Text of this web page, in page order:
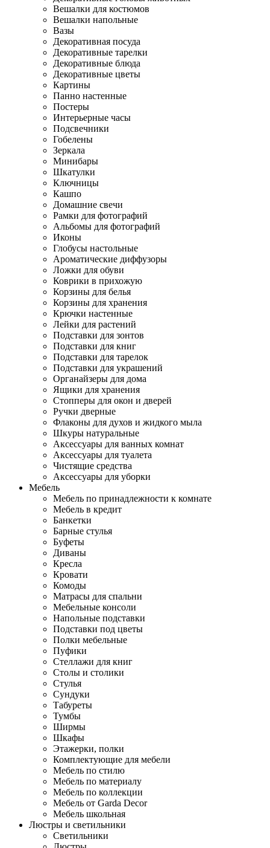
Вешалки для костюмов
Вешалки напольные
Вазы
Декоративная посуда
Декоративные тарелки
Декоративные блюда
Декоративные цветы
Картины
Панно настенные
Постеры
Интерьерные часы
Подсвечники
Гобелены
Зеркала
Минибары
Шкатулки
Ключницы
Кашпо
Домашние свечи
Рамки для фотографий
Альбомы для фотографий
Иконы
Глобусы настольные
Ароматические диффузоры
Ложки для обуви
Коврики в прихожую
Корзины для белья
Корзины для хранения
Крючки настенные
Лейки для растений
Подставки для зонтов
Подставки для книг
Подставки для тарелок
Подставки для украшений
Органайзеры для дома
Ящики для хранения
Стопперы для окон и дверей
Ручки дверные
Флаконы для духов и жидкого мыла
Шкуры натуральные
Аксессуары для ванных комнат
Аксессуары для туалета
Чистящие средства
Аксессуары для уборки
Мебель
Мебель по принадлежности к комнате
Мебель в кредит
Банкетки
Барные стулья
Буфеты
Диваны
Кресла
Кровати
Комоды
Матрасы для спальни
Мебельные консоли
Напольные подставки
Подставки под цветы
Полки мебельные
Пуфики
Стеллажи для книг
Столы и столики
Стулья
Сундуки
Табуреты
Тумбы
Ширмы
Шкафы
Этажерки, полки
Комплектующие для мебели
Мебель по стилю
Мебель по материалу
Мебель по коллекции
Мебель от Garda Decor
Мебель школьная
Люстры и светильники
Светильники